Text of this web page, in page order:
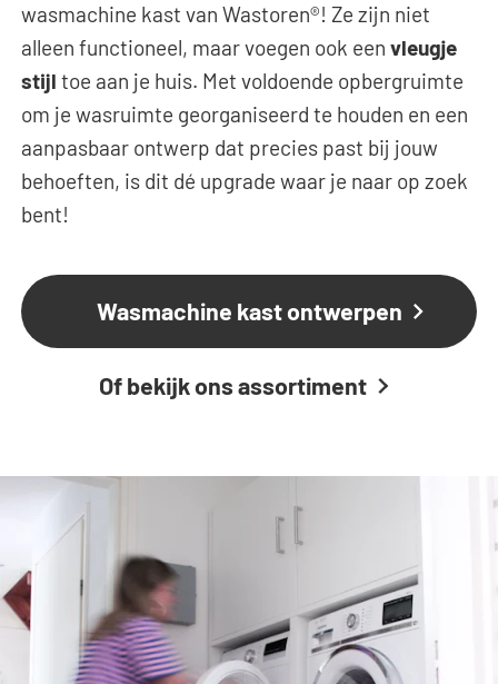
wasmachine kast van Wastoren®! Ze zijn niet
alleen functioneel, maar voegen ook eenvleugje
stijl toe aan je huis. Met voldoende opbergruimte
om je wasruimte georganiseerd te houden en een
aanpasbaar ontwerp dat precies past bij jouw
behoeften, is dit dé upgrade waar je naar op zoek
bent!
Wasmachine kast ontwerpen
Of bekijk ons assortiment